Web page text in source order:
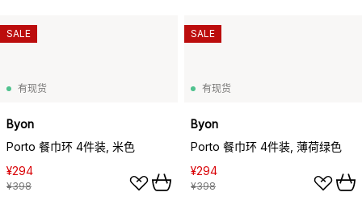
有现货
Byon
Porto 餐巾环 4件装, 米色
¥294
¥398
SALE
有现货
Byon
Porto 餐巾环 4件装, 薄荷绿色
¥294
¥398
SALE